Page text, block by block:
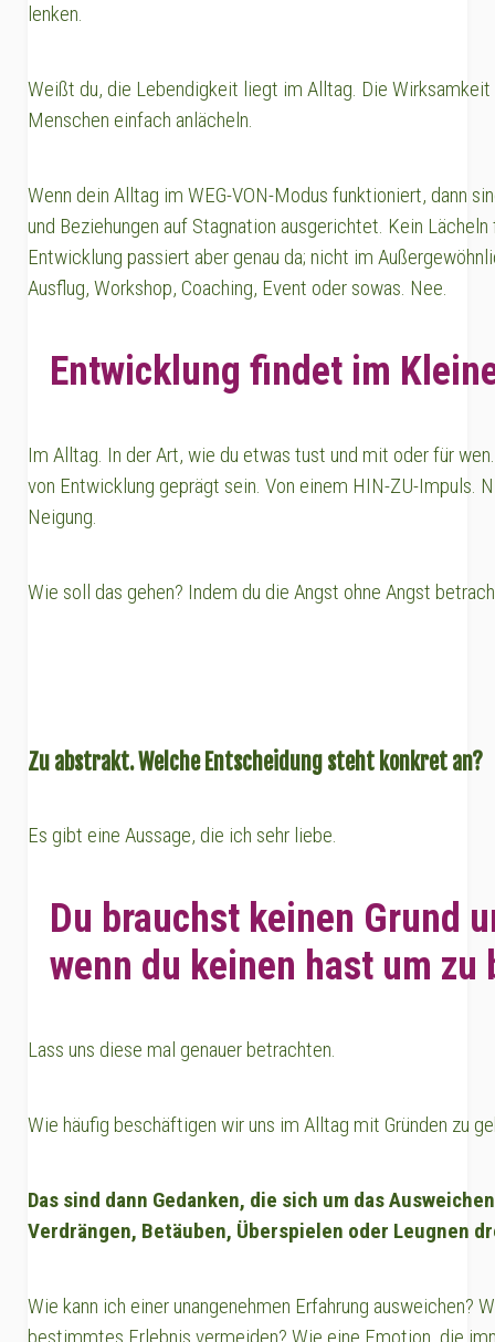
lenken.
Weißt du, die Lebendigkeit liegt im Alltag. Die
Menschen einfach anlächeln.
Wenn dein Alltag im WEG-VON-Modus funktioniert, dann
und Beziehungen auf Stagnation ausgerichtet. Kein
Entwicklung passiert aber genau da; nicht im
Ausflug, Workshop, Coaching, Event oder sowas. Nee.
Entwicklung findet im
Im Alltag. In der Art, wie du etwas tust und mit oder für
von Entwicklung geprägt sein. Von einem HIN-ZU-Impuls.
Neigung.
Wie soll das gehen? Indem du die Angst ohne Angst
Zu abstrakt. Welche Entscheidung steht konkret an?
Es gibt eine Aussage, die ich sehr liebe.
Du brauchst keinen Grund
wenn du keinen hast um zu
Lass uns diese mal genauer betrachten.
Wie häufig beschäftigen wir uns im Alltag mit Gründen zu
Das sind dann Gedanken, die sich um das
Verdrängen, Betäuben, Überspielen oder Leugnen
Wie kann ich einer unangenehmen Erfahrung ausweichen?